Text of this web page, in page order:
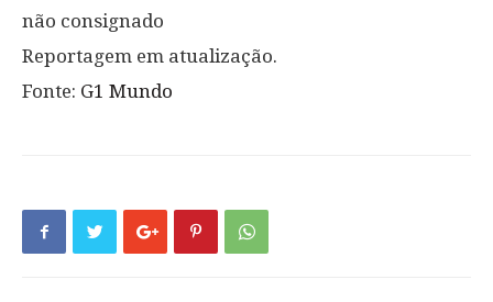
não consignado
Reportagem em atualização.
Fonte: G1 Mundo